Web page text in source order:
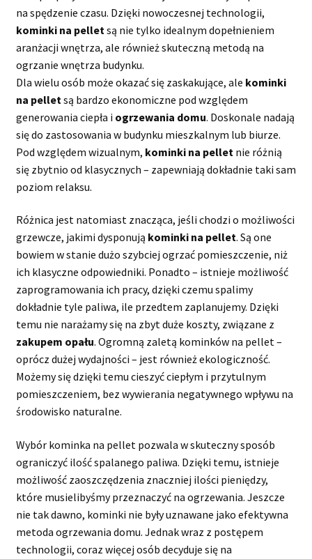
na spędzenie czasu. Dzięki nowoczesnej technologii,
kominki na pellet są nie tylko idealnym dopełnieniem
aranżacji wnętrza, ale również skuteczną metodą na
ogrzanie wnętrza budynku.
Dla wielu osób może okazać się zaskakujące, ale kominki
na pellet są bardzo ekonomiczne pod względem
generowania ciepła i ogrzewania domu. Doskonale nadają
się do zastosowania w budynku mieszkalnym lub biurze.
Pod względem wizualnym, kominki na pellet nie różnią
się zbytnio od klasycznych – zapewniają dokładnie taki sam
poziom relaksu.
Różnica jest natomiast znacząca, jeśli chodzi o możliwości
grzewcze, jakimi dysponują kominki na pellet. Są one
bowiem w stanie dużo szybciej ogrzać pomieszczenie, niż
ich klasyczne odpowiedniki. Ponadto – istnieje możliwość
zaprogramowania ich pracy, dzięki czemu spalimy
dokładnie tyle paliwa, ile przedtem zaplanujemy. Dzięki
temu nie narażamy się na zbyt duże koszty, związane z
zakupem opału. Ogromną zaletą kominków na pellet –
oprócz dużej wydajności – jest również ekologiczność.
Możemy się dzięki temu cieszyć ciepłym i przytulnym
pomieszczeniem, bez wywierania negatywnego wpływu na
środowisko naturalne.
Wybór kominka na pellet pozwala w skuteczny sposób
ograniczyć ilość spalanego paliwa. Dzięki temu, istnieje
możliwość zaoszczędzenia znaczniej ilości pieniędzy,
które musielibyśmy przeznaczyć na ogrzewania. Jeszcze
nie tak dawno, kominki nie były uznawane jako efektywna
metoda ogrzewania domu. Jednak wraz z postępem
technologii, coraz więcej osób decyduje się na